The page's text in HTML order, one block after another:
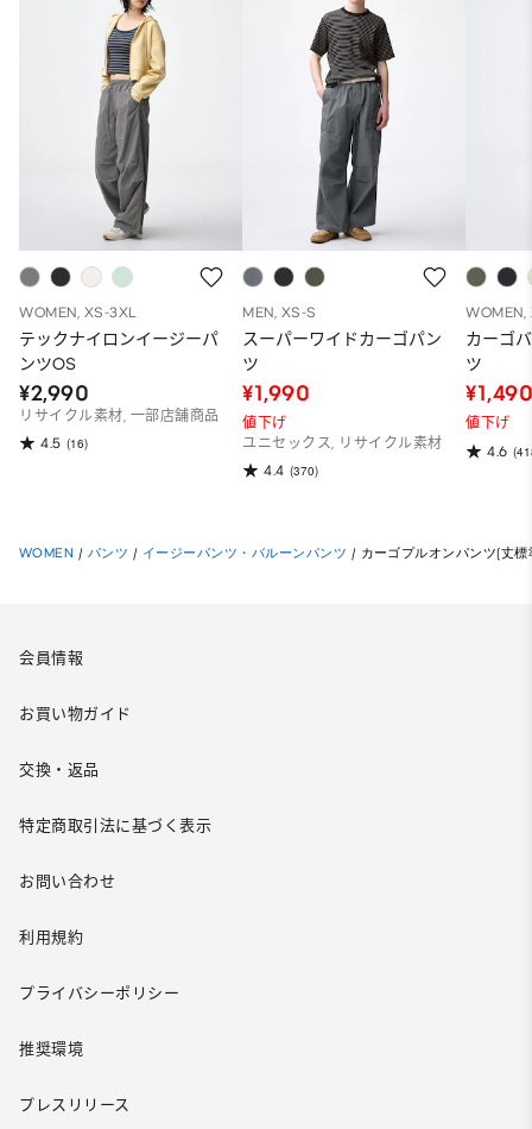
WOMEN, XS-3XL
テックナイロンイージーパ
ンツOS
¥2,990
リサイクル素材, 一部店舗商品
4.5 (16)
MEN, XS-S
スーパーワイドカーゴパン
ツ
¥1,990
値下げ
ユニセックス, リサイクル素材
4.4 (370)
WOMEN,
カーゴ
ツ
値下げ
4.6
WOMEN / パンツ / イージーパンツ・バルーンパンツ / カーゴプルオンパンツ(丈
会員情報
お買い物ガイド
交換・返品
特定商取引法に基づく表示
お問い合わせ
利用規約
プライバシーポリシー
推奨環境
プレスリリース